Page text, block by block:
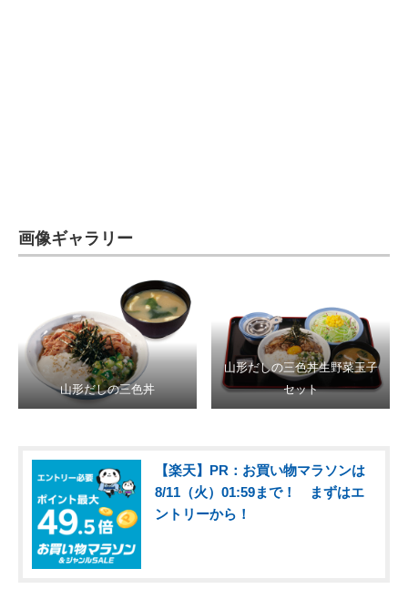
画像ギャラリー
山形だしの三色丼
山形だしの三色丼生野菜玉子
セット
【楽天】PR：お買い物マラソンは
8/11（火）01:59まで！ まずはエ
ントリーから！